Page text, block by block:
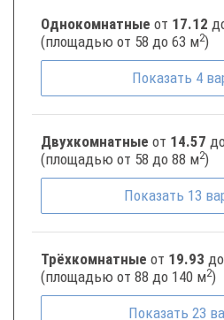
Однокомнатные от 17.12
(площадью от 58 до 63 м2)
Показать 4
Двухкомнатные от 14.57
(площадью от 58 до 88 м2)
Показать 13
Трёхкомнатные от 19.93 до
(площадью от 88 до 140 м2)
Показать 23